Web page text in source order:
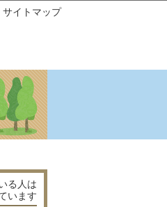
サイトマップ
る人は
います